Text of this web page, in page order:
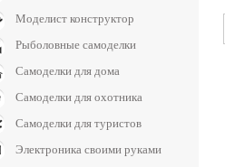
Моделист конструктор
Рыболовные самоделки
Самоделки для дома
Самоделки для охотника
Самоделки для туристов
Электроника своими руками